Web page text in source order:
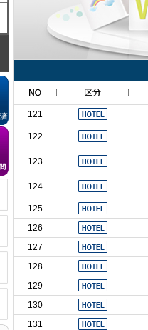
121
122
123
124
125
126
127
128
129
130
131